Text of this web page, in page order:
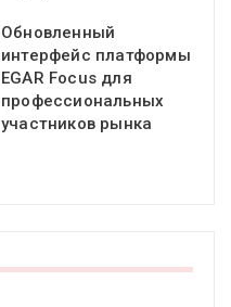
Обновленный
интерфейс платформы
EGAR Focus для
профессиональных
участников рынка